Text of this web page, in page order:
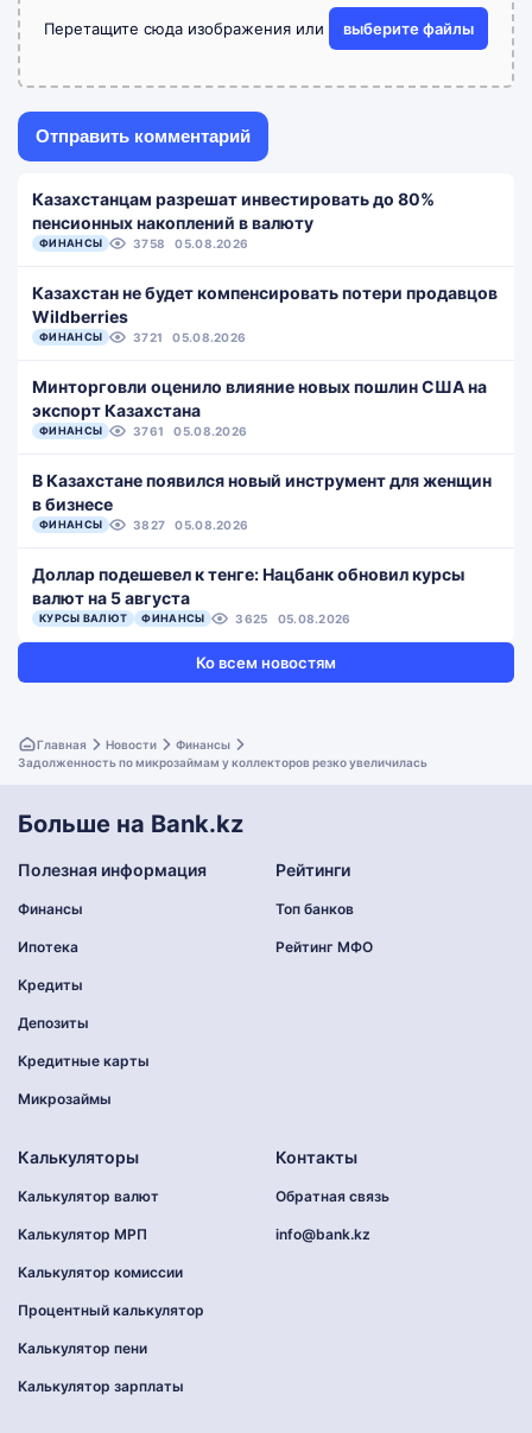
Перетащите сюда изображения или выберите файлы
Казахстанцам разрешат инвестировать до 80%
пенсионных накоплений в валюту
ФИНАНСЫ 3758 05.08.2026
Казахстан не будет компенсировать потери продавцов
Wildberries
ФИНАНСЫ 3721 05.08.2026
Минторговли оценило влияние новых пошлин США на
экспорт Казахстана
ФИНАНСЫ 3761 05.08.2026
В Казахстане появился новый инструмент для женщин
в бизнесе
ФИНАНСЫ 3827 05.08.2026
Доллар подешевел к тенге: Нацбанк обновил курсы
валют на 5 августа
КУРСЫ ВАЛЮТ ФИНАНСЫ 3625 05.08.2026
Ко всем новостям
Главная Новости
Финансы
Задолженность по микрозаймам у коллекторов резко увеличилась
Больше на Bank.kz
Полезная информация
Финансы
Ипотека
Кредиты
Депозиты
Кредитные карты
Микрозаймы
Рейтинги
Топ банков
Рейтинг МФО
Калькуляторы
Калькулятор валют
Калькулятор МРП
Калькулятор комиссии
Процентный калькулятор
Калькулятор пени
Калькулятор зарплаты
Контакты
Обратная связь
info@bank.kz